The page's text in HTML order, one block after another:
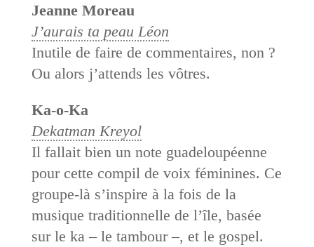
Jeanne Moreau
J’aurais ta peau Léon
Inutile de faire de commentaires, non ?
Ou alors j’attends les vôtres.
Ka-o-Ka
Dekatman Kreyol
Il fallait bien un note guadeloupéenne
pour cette compil de voix féminines. Ce
groupe-là s’inspire à la fois de la
musique traditionnelle de l’île, basée
sur le ka – le tambour –, et le gospel.